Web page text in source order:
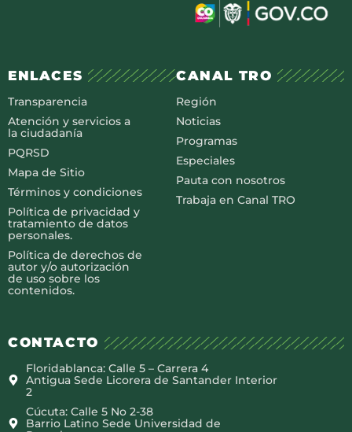
ENLACES
Transparencia
Atención y servicios a
la ciudadanía
PQRSD
Mapa de Sitio
Términos y condiciones
Política de privacidad y
tratamiento de datos
personales.
Política de derechos de
autor y/o autorización
de uso sobre los
contenidos.
CANAL TRO
Región
Noticias
Programas
Especiales
Pauta con nosotros
Trabaja en Canal TRO
CONTACTO
Floridablanca: Calle 5 – Carrera 4
Antigua Sede Licorera de Santander Interior
2
Cúcuta: Calle 5 No 2-38
Barrio Latino Sede Universidad de